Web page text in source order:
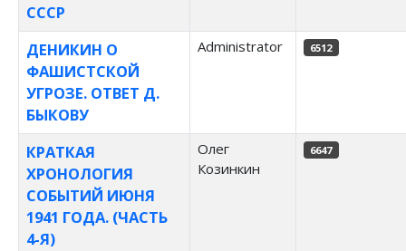
СССР
ДЕНИКИН О
ФАШИСТСКОЙ
УГРОЗЕ. ОТВЕТ Д.
БЫКОВУ
Administrator 6512
КРАТКАЯ
ХРОНОЛОГИЯ
СОБЫТИЙ ИЮНЯ
1941 ГОДА. (ЧАСТЬ
4-Я)
Олег
Козинкин
6647